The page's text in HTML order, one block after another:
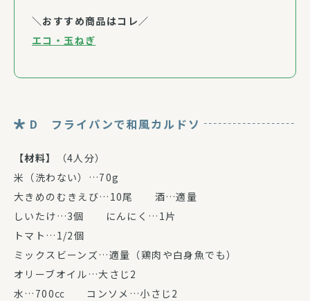
＼おすすめ商品はコレ／
エコ・玉ねぎ
D フライパンで和風カルドソ
【材料】
（4人分）
米（洗わない）…70g
大きめのむきえび…10尾 酒…適量
しいたけ…3個 にんにく…1片
トマト…1/2個
ミックスビーンズ…適量（鶏肉や白身魚でも）
オリーブオイル…大さじ2
水…700㏄ コンソメ…小さじ2